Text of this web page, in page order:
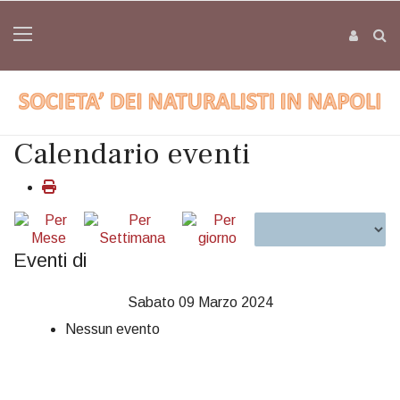
Calendario eventi
Eventi di
Sabato 09 Marzo 2024
Nessun evento